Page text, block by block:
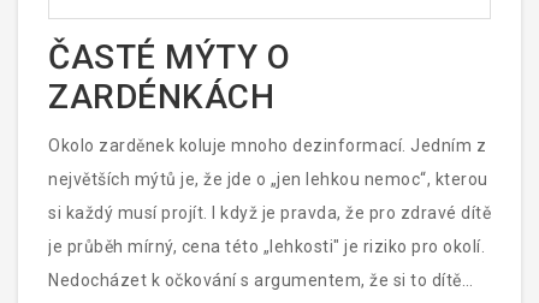
ČASTÉ MÝTY O
ZARDÉNKÁCH
Okolo zarděnek koluje mnoho dezinformací. Jedním z
největších mýtů je, že jde o „jen lehkou nemoc“, kterou
si každý musí projít. I když je pravda, že pro zdravé dítě
je průběh mírný, cena této „lehkosti" je riziko pro okolí.
Nedocházet k očkování s argumentem, že si to dítě